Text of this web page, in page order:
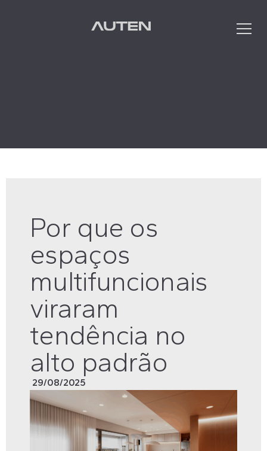
Por que os
espaços
multifuncionais
viraram
tendência no
alto padrão
29/08/2025